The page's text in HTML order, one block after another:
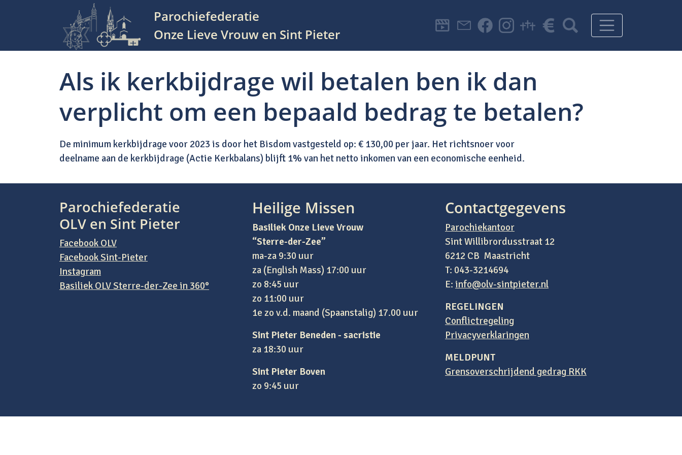
Hoofdnavigatie
Parochiefederatie
Onze Lieve Vrouw en Sint Pieter
Als ik kerkbijdrage wil betalen ben ik dan
verplicht om een bepaald bedrag te betalen?
De minimum kerkbijdrage voor 2023 is door het Bisdom vastgesteld op: € 130,00 per jaar. Het richtsnoer voor
deelname aan de kerkbijdrage (Actie Kerkbalans) blijft 1% van het netto inkomen van een economische eenheid.
Bericht navigatie
Parochiefederatie
OLV en Sint Pieter
Facebook OLV
Facebook Sint-Pieter
Instagram
Basiliek OLV Sterre-der-Zee in 360°
Heilige Missen
Basiliek Onze Lieve Vrouw
“Sterre-der-Zee”
ma-za 9:30 uur
za (English Mass) 17:00 uur
zo 8:45 uur
zo 11:00 uur
1e zo v.d. maand (Spaanstalig) 17.00 uur
Sint Pieter Beneden - sacristie
za 18:30 uur
Sint Pieter Boven
zo 9:45 uur
Contactgegevens
Parochiekantoor
Sint Willibrordusstraat 12
6212 CB Maastricht
T: 043-3214694
E: info@olv-sintpieter.nl
REGELINGEN
Conflictregeling
Privacyverklaringen
MELDPUNT
Grensoverschrijdend gedrag RKK